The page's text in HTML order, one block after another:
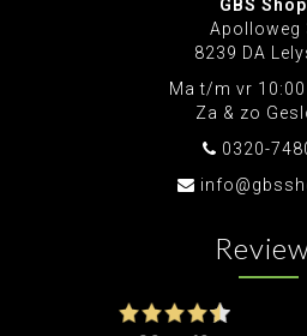
GBS
Apolloweg
8239 DA
Ma t/m vr 10:00
Za & zo
0320-